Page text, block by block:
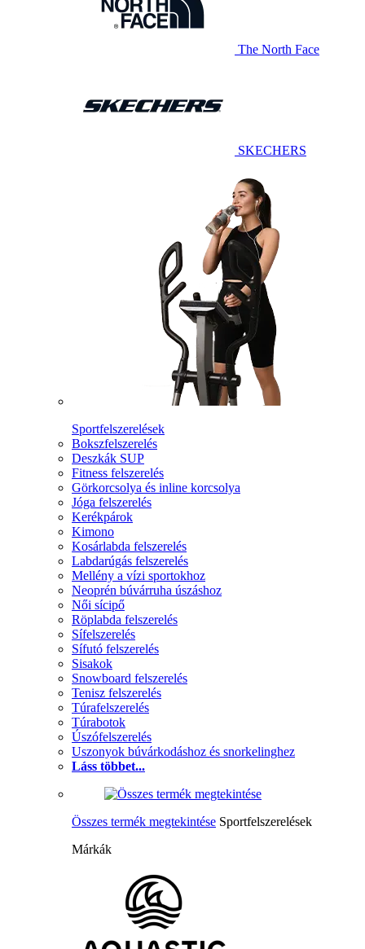
The North Face
SKECHERS
Sportfelszerelések
Bokszfelszerelés
Deszkák SUP
Fitness felszerelés
Görkorcsolya és inline korcsolya
Jóga felszerelés
Kerékpárok
Kimono
Kosárlabda felszerelés
Labdarúgás felszerelés
Mellény a vízi sportokhoz
Neoprén búvárruha úszáshoz
Női sícipő
Röplabda felszerelés
Sífelszerelés
Sífutó felszerelés
Sisakok
Snowboard felszerelés
Tenisz felszerelés
Túrafelszerelés
Túrabotok
Úszófelszerelés
Uszonyok búvárkodáshoz és snorkelinghez
Láss többet...
Összes termék megtekintése Sportfelszerelések
Márkák